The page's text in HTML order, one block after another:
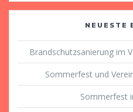
NEUESTE
Brandschutzsanierung im
Sommerfest und
Sommerfest